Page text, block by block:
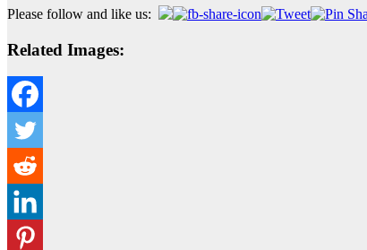
Please follow and like us:
Related Images: